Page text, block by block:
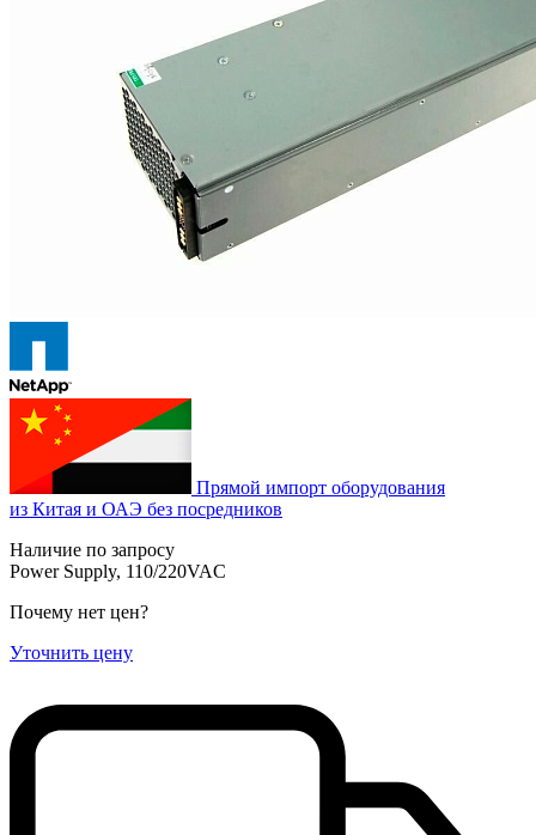
Прямой импорт оборудования
из Китая и ОАЭ без посредников
Наличие по запросу
Power Supply, 110/220VAC
Почему нет цен?
Уточнить цену